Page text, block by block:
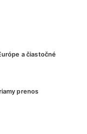
a čiastočné
prenos